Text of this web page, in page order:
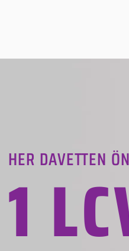
HER DAVETTEN
1